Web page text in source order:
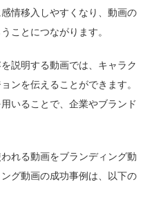
情移入しやすくなり、動画の
ことにつながります。
説明する動画では、キャラク
ンを伝えることができます。
いることで、企業やブランド
れる動画をブランディング動
グ動画の成功事例は、以下の